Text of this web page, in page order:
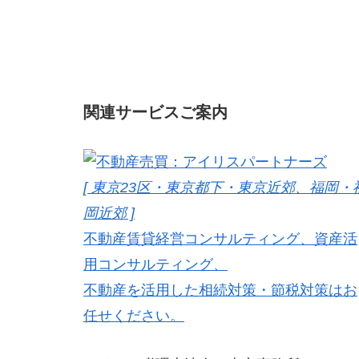
関連サービスご案内
[ 東京23区・東京都下・東京近郊、福岡・
岡近郊 ]
不動産賃貸経営コンサルティング、資産活
用コンサルティング、
不動産を活用した相続対策・節税対策はお
任せください。